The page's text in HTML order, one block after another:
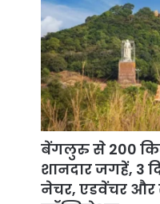
बेंगलुरु से 200
शानदार जगहें, 3
नेचर, एडवेंचर